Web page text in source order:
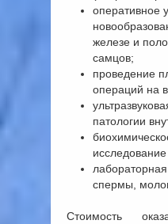
оперативное
железе и
самцов;
проведение
операций на
патологии
исследование
спермы,
Стоимость